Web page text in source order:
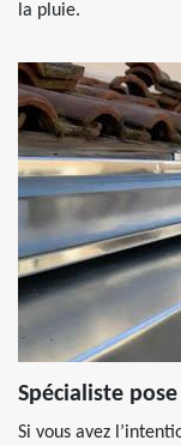
la pluie.
Spécialiste
Si vous avez